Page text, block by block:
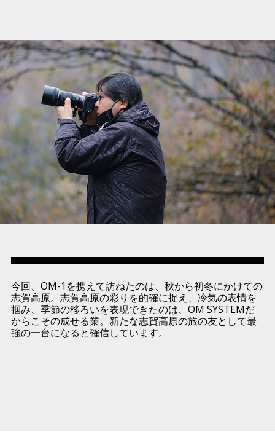
今回、OM-1を携えて訪ねたのは、秋から初冬にかけての
志賀高原。志賀高原の彩りを的確に捉え、冷気の表情を
掴み、季節の移ろいを表現できたのは、OM SYSTEMだ
からこその成せる業。新たな志賀高原の旅の友として最
強の一台になると確信しています。